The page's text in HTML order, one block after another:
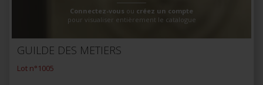
Connectez-vous ou créez un compte
pour visualiser entièrement le catalogue
GUILDE DES METIERS
Lot n°1005